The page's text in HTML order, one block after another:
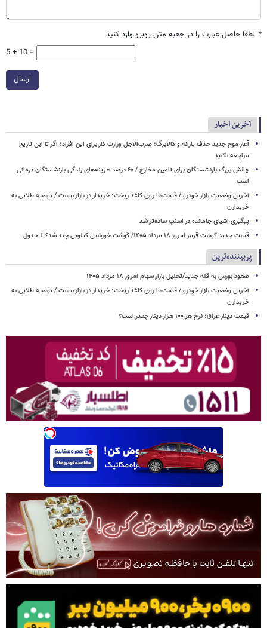
* لطفا حاصل عبارت را در جعبه متن روبرو وارد کنید
5 + 10 =
ارسال
آخرین اخبار
آغاز موج جدید حذف یارانه و کالابرگ؛ ضرب‌الاجل وزارت کار برای این افراد؛ اگر تا این تاریخ
مراجعه نکنید
چالش بزرگ بازنشستگان برای تامین مخارج / ۶۰ درصد هزینه‌های زندگی بازنشستگان درمانی
است
آخرین وضعیت بازار خودرو / قیمت‌ها روی کاغذ ریخت؛ خریدار در بازار نیست / توصیه طلایی به
خریدارن
پیگیری اشیای جامانده در اسنپ ساده‌تر شد
قیمت جدید گوشت قرمز امروز ۱۸ مرداد ۱۴۰۵/ گوشت خورشتی کیلویی چند شد؟ + جدول
پربیننده‌ترین
صعود بورس به قله جدید/تحلیل بازار سهام امروز ۱۸ مرداد ۱۴۰۵
آخرین وضعیت بازار خودرو / قیمت‌ها روی کاغذ ریخت؛ خریدار در بازار نیست / توصیه طلایی به
خریدارن
قیمت دینار عراق؛ نرخ هر ۱۰۰ هزار دینار چقدر است؟